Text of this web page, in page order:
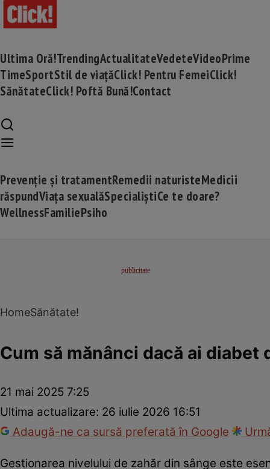
Ultima Oră!TrendingActualitateVedeteVideoPrime
TimeSportStil de viațăClick! Pentru FemeiClick!
SănătateClick! Poftă Bună!Contact
Prevenție și tratamentRemedii naturisteMedicii
răspundViața sexualăSpecialiștiCe te doare?
WellnessFamiliePsiho
HomeSănătate!
Cum să mănânci dacă ai diabet
21 mai 2025 7:25
Ultima actualizare: 26 iulie 2026 16:51
Adaugă-ne ca sursă preferată în Google
Gestionarea nivelului de zahăr din sânge este